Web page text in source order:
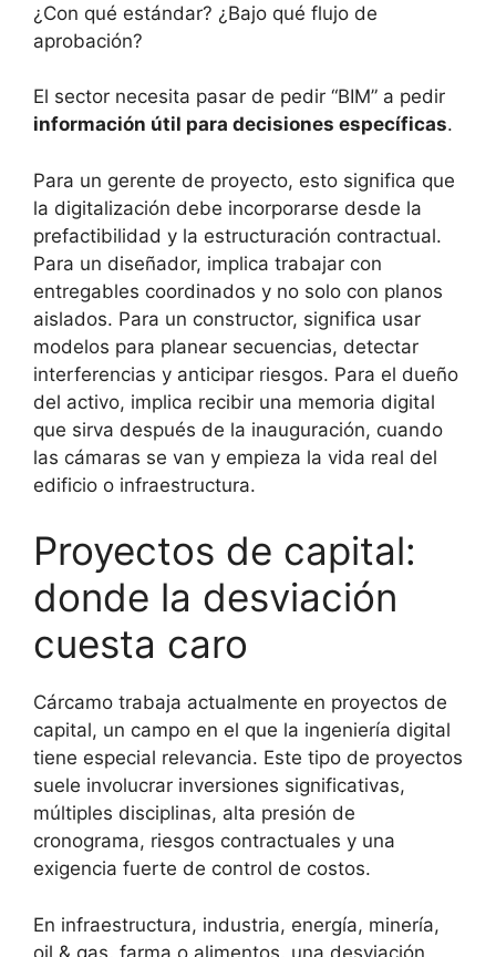
¿Con qué estándar? ¿Bajo qué flujo de
aprobación?
El sector necesita pasar de pedir “BIM” a pedir
información útil para decisiones específicas.
Para un gerente de proyecto, esto significa que
la digitalización debe incorporarse desde la
prefactibilidad y la estructuración contractual.
Para un diseñador, implica trabajar con
entregables coordinados y no solo con planos
aislados. Para un constructor, significa usar
modelos para planear secuencias, detectar
interferencias y anticipar riesgos. Para el dueño
del activo, implica recibir una memoria digital
que sirva después de la inauguración, cuando
las cámaras se van y empieza la vida real del
edificio o infraestructura.
Proyectos de capital:
donde la desviación
cuesta caro
Cárcamo trabaja actualmente en proyectos de
capital, un campo en el que la ingeniería digital
tiene especial relevancia. Este tipo de proyectos
suele involucrar inversiones significativas,
múltiples disciplinas, alta presión de
cronograma, riesgos contractuales y una
exigencia fuerte de control de costos.
En infraestructura, industria, energía, minería,
oil & gas, farma o alimentos, una desviación